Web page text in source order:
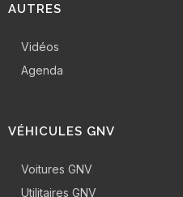
AUTRES
Vidéos
Agenda
VÉHICULES GNV
Voitures GNV
Utilitaires GNV